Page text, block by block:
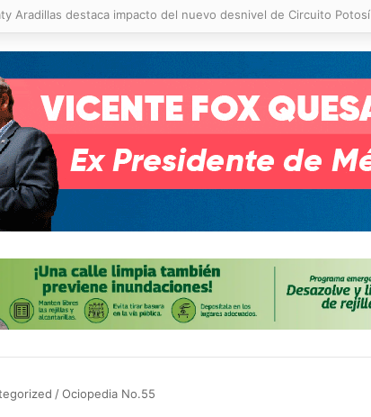
de Pozos reporta reducción del 50 % en incendios forestales y
/Ociopedia No.55